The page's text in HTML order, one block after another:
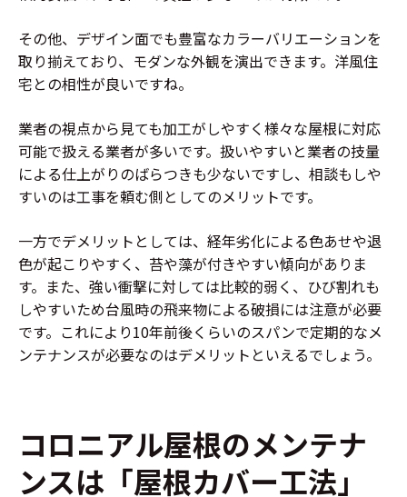
その他、デザイン面でも豊富なカラーバリエーションを
取り揃えており、モダンな外観を演出できます。洋風住
宅との相性が良いですね。
業者の視点から見ても加工がしやすく様々な屋根に対応
可能で扱える業者が多いです。扱いやすいと業者の技量
による仕上がりのばらつきも少ないですし、相談もしや
すいのは工事を頼む側としてのメリットです。
一方でデメリットとしては、経年劣化による色あせや退
色が起こりやすく、苔や藻が付きやすい傾向がありま
す。また、強い衝撃に対しては比較的弱く、ひび割れも
しやすいため台風時の飛来物による破損には注意が必要
です。これにより10年前後くらいのスパンで定期的なメ
ンテナンスが必要なのはデメリットといえるでしょう。
コロニアル屋根のメンテナ
ンスは「屋根カバー工法」